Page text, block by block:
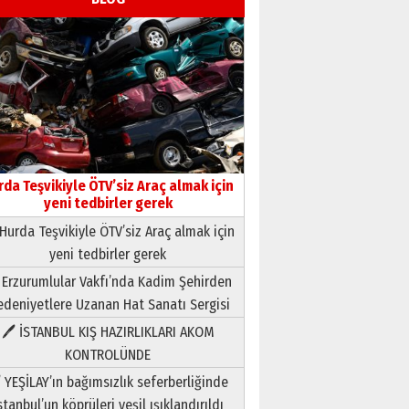
Teşvikiyle ÖTV’siz Araç almak için
yeni tedbirler gerek
Teşvikiyle ÖTV’siz Araç almak için
yeni tedbirler gerek
Vakfı’nda Kadim Şehirden
Uzanan Hat Sanatı Sergisi
🖊 İSTANBUL KIŞ HAZIRLIKLARI AKOM
KONTROLÜNDE
bağımsızlık seferberliğinde
köprüleri yeşil ışıklandırıldı
Neşat YALÇIN
Paranın Aile Kültüründeki Yeri
03 Ağustos 2026 Pazartesi
Yıldırım Gündoğdu
HAVVA’NIN ÜÇ KIZI
09 Temmuz 2026 Perşembe